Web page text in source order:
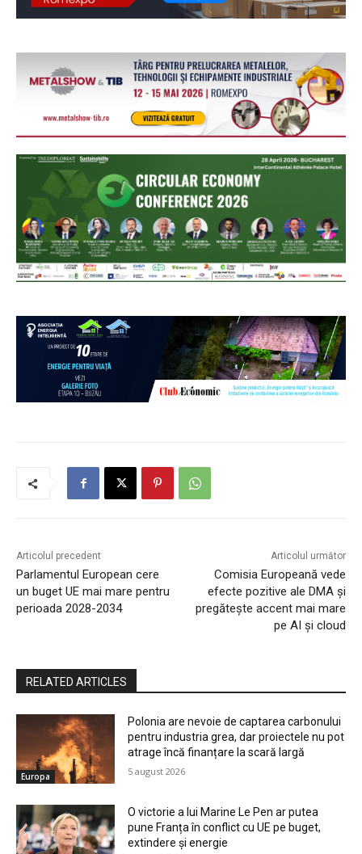
Articolul precedent
Parlamentul European cere
un buget UE mai mare pentru
perioada 2028-2034
Articolul următor
Comisia Europeană vede
efecte pozitive ale DMA și
pregătește accent mai mare
pe AI și cloud
RELATED ARTICLES
Europa
Polonia are nevoie de captarea carbonului
pentru industria grea, dar proiectele nu pot
atrage încă finanțare la scară largă
5 august 2026
O victorie a lui Marine Le Pen ar putea
pune Franța în conflict cu UE pe buget,
extindere și energie